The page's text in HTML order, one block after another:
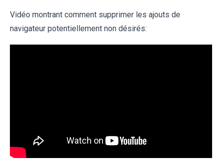
Vidéo montrant comment supprimer les ajouts de
navigateur potentiellement non désirés: